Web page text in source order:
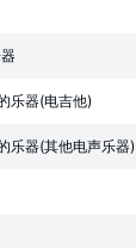
乐器(电吉他)
乐器(其他电声乐器)